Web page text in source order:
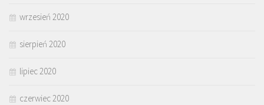
wrzesień 2020
sierpień 2020
lipiec 2020
czerwiec 2020